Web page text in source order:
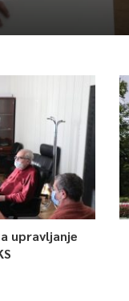
upravljanje